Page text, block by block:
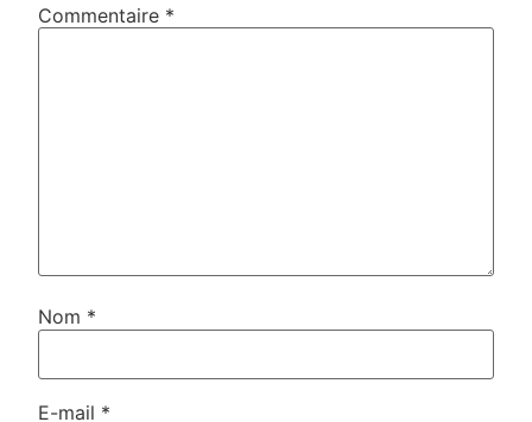
Commentaire *
Nom *
E-mail *